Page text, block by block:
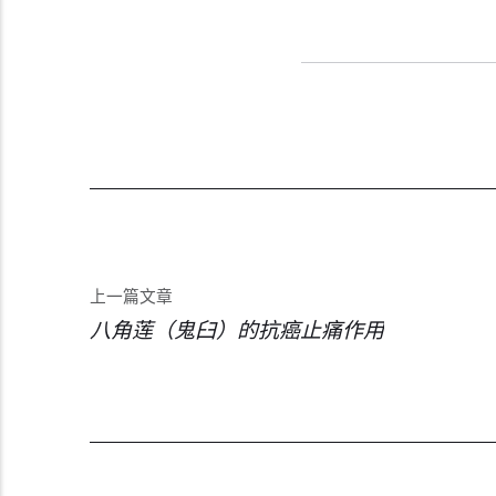
上一篇文章
八角莲（鬼臼）的抗癌止痛作用